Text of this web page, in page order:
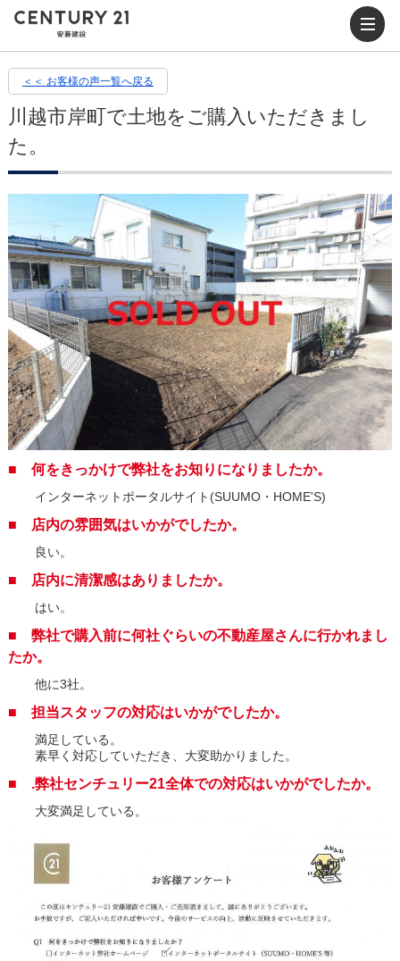
＜＜ お客様の声一覧へ戻る
川越市岸町で土地をご購入いただきまし
た。
■ 何をきっかけで弊社をお知りになりましたか。
インターネットポータルサイト(SUUMO・HOME'S)
■ 店内の雰囲気はいかがでしたか。
良い。
■ 店内に清潔感はありましたか。
はい。
■ 弊社で購入前に何社ぐらいの不動産屋さんに行かれまし
たか。
他に3社。
■ 担当スタッフの対応はいかがでしたか。
満足している。
素早く対応していただき、大変助かりました。
■ .弊社センチュリー21全体での対応はいかがでしたか。
大変満足している。